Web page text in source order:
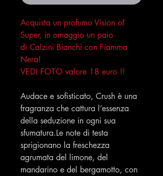
Acquista un profumo Vision of
Super, in omaggio un paio
di Calzini Bianchi con Fiamma
Nera!
VEDI FOTO valore 18 euro !!
Audace e sofisticato, Crush è una
fragranza che cattura l’essenza
della seduzione in ogni sua
sfumatura.Le note di testa
sprigionano la freschezza
agrumata del limone, del
mandarino e del bergamotto, con